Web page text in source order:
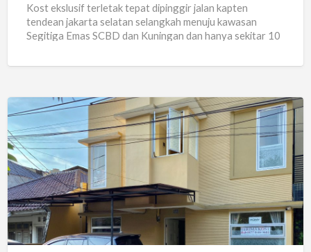
Kost ekslusif terletak tepat dipinggir jalan kapten
tendean jakarta selatan selangkah menuju kawasan
Segitiga Emas SCBD dan Kuningan dan hanya sekitar 10
HOMY
Residence-
Kost
Idaman
Dekat
Stasiun
MRT